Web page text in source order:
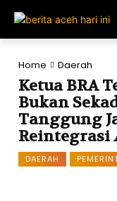
Home Daerah
Ketua BRA
Bukan
Tanggung
Reintegrasi
DAERAH